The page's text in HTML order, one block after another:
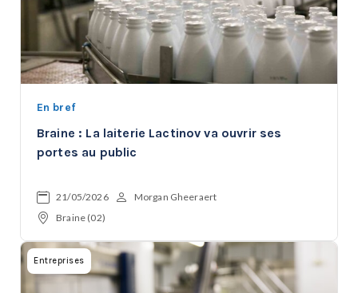
En bref
Braine : La laiterie Lactinov va ouvrir ses
portes au public
21/05/2026
Morgan Gheeraert
Braine (02)
Entreprises